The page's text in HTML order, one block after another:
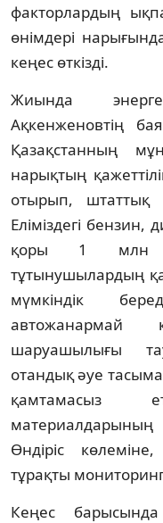
факторлардың
өнімдері
кеңес өткізді.
Жиында
Ақкенженовтің
Қазақстанның
нарықтың
отырып, штаттық
Еліміздегі
қоры 1 млн
тұтынушылардың
мүмкіндік
шаруашылығы
отандық әуе
қамтамасыз
Өндіріс
тұрақты мониторинг
Кеңес